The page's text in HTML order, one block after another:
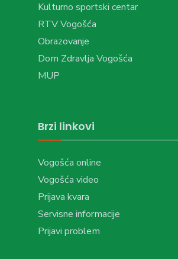
Kulturno sportski centar
RTV Vogošća
Obrazovanje
Dom Zdravlja Vogošća
MUP
Brzi linkovi
Vogošća online
Vogošća video
Prijava kvara
Servisne informacije
Prijavi problem